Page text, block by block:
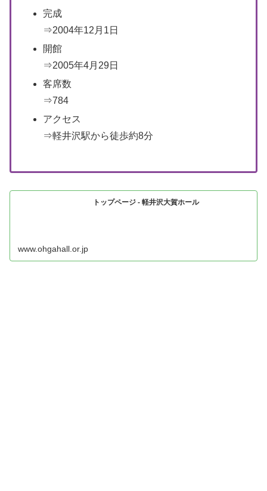
完成
⇒2004年12月1日
開館
⇒2005年4月29日
客席数
⇒784
アクセス
⇒軽井沢駅から徒歩約8分
トップページ - 軽井沢大賀ホール
www.ohgahall.or.jp